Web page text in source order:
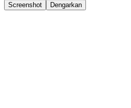
Screenshot
Dengarkan